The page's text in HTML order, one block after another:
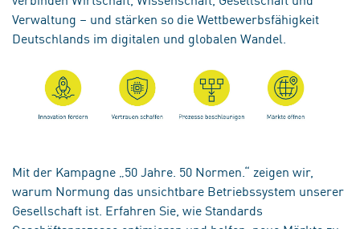
Verwaltung – und stärken so die Wettbewerbsfähigkeit
Deutschlands im digitalen und globalen Wandel.
Mit der Kampagne „50 Jahre. 50 Normen.“ zeigen wir,
warum Normung das unsichtbare Betriebssystem unserer
Gesellschaft ist. Erfahren Sie, wie Standards